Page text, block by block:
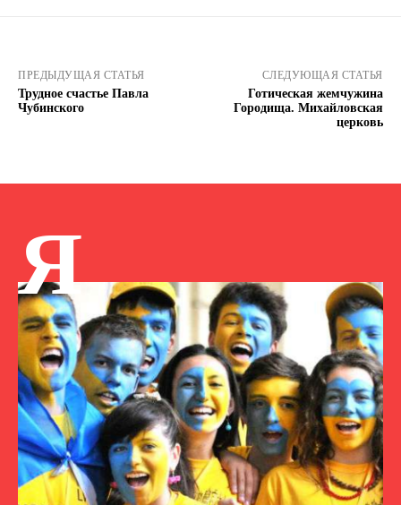
ПРЕДЫДУЩАЯ СТАТЬЯ
Трудное счастье Павла
Чубинского
СЛЕДУЮЩАЯ СТАТЬЯ
Готическая жемчужина
Городища. Михайловская
церковь
Я